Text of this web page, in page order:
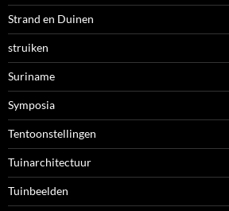
Strand en Duinen
struiken
Suriname
Symposia
Tentoonstellingen
Tuinarchitectuur
Tuinbeelden